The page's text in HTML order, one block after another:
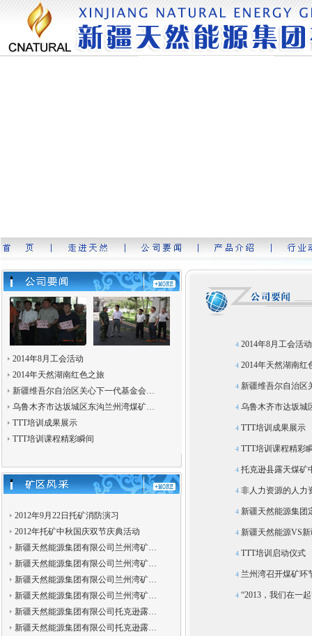
2014年8月工会活动
2014年天然湖南红色之旅
新疆维吾尔自治区关心下一代基金会…
乌鲁木齐市达坂城区东沟兰州湾煤矿…
TTT培训成果展示
TTT培训课程精彩瞬间
2012年9月22日托矿消防演习
2012年托矿中秋国庆双节庆典活动
新疆天然能源集团有限公司兰州湾矿…
新疆天然能源集团有限公司兰州湾矿…
新疆天然能源集团有限公司兰州湾矿…
新疆天然能源集团有限公司兰州湾矿…
新疆天然能源集团有限公司托克逊露…
新疆天然能源集团有限公司托克逊露…
4 2014年8月工会活动
4 2014年天然湖南红
4 新疆维吾尔自治区
4 乌鲁木齐市达坂城
4 TTT培训成果展示
4 TTT培训课程精彩
4 托克逊县露天煤矿
4 非人力资源的人力
4 新疆天然能源集团
4 新疆天然能源VS
4 TTT培训启动仪式
4 兰州湾召开煤矿环
4 “2013，我们在一